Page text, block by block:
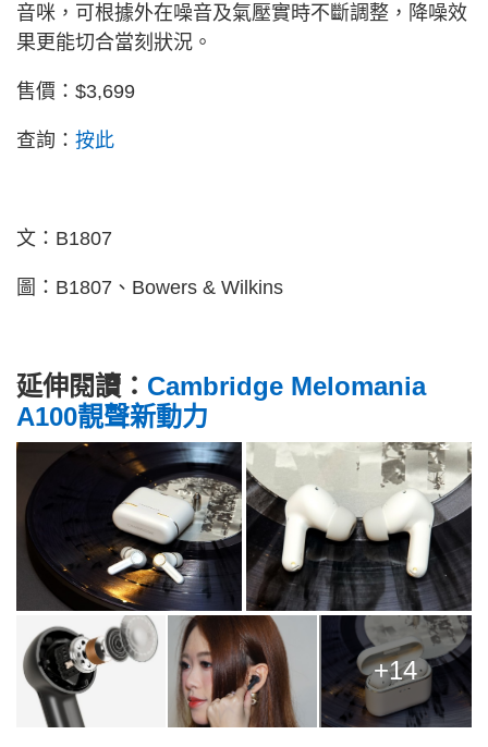
音咪，可根據外在噪音及氣壓實時不斷調整，降噪效
果更能切合當刻狀況。
售價：$3,699
查詢： 按此
文：B1807
圖：B1807、Bowers & Wilkins
延伸閱讀： Cambridge Melomania
A100靚聲新動力
+14